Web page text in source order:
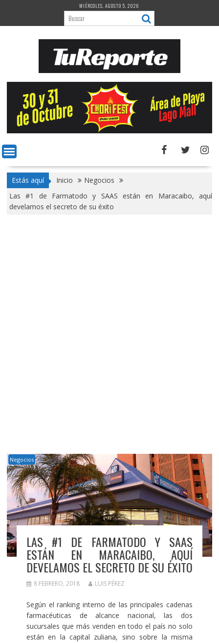
contenido
MIÉRCOLES, AGOSTO 5, 2026
Estás aquí Inicio
Negocios
Las #1 de Farmatodo y SAAS están en Maracaibo, aquí
develamos el secreto de su éxito
Negocios
LAS #1 DE FARMATODO Y SAAS
ESTÁN EN MARACAIBO, AQUÍ
DEVELAMOS EL SECRETO DE SU ÉXITO
8 FEBRERO, 2018 LUIS PÉREZ
Según el ranking interno de las principales cadenas
farmacéuticas de alcance nacional, las dos
sucursales que más venden en todo el país no solo
están en la capital zuliana, sino sobre la misma